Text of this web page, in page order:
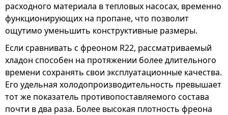
расходного материала в тепловых насосах, временно
функционирующих на пропане, что позволит
ощутимо уменьшить конструктивные размеры.
Если сравнивать с фреоном R22, рассматриваемый
хладон способен на протяжении более длительного
времени сохранять свои эксплуатационные качества.
Его удельная холодопроизводительность превышает
тот же показатель противопоставляемого состава
почти в два раза. Более высокая плотность фреона